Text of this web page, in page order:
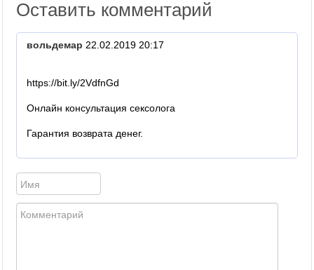
Оставить комментарий
вольдемар 22.02.2019 20:17
https://bit.ly/2VdfnGd
Онлайн консультация сексолога
Гарантия возврата денег.